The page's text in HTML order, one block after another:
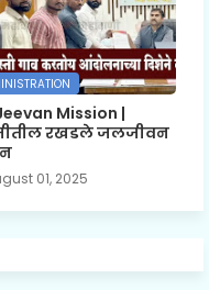
Mission |
रखडले जलजीवन
01, 2025